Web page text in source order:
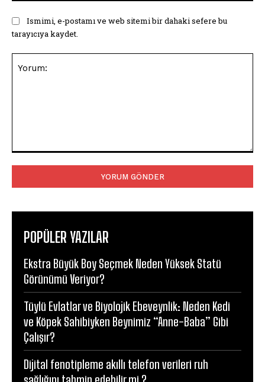
Ismimi, e-postamı ve web sitemi bir dahaki sefere bu
tarayıcıya kaydet.
POPÜLER YAZILAR
Ekstra Büyük Boy Seçmek Neden Yüksek Statü
Görünümü Veriyor?
Tüylü Evlatlar ve Biyolojik Ebeveynlik: Neden Kedi
ve Köpek Sahibiyken Beynimiz “Anne-Baba” Gibi
Çalışır?
Dijital fenotipleme akıllı telefon verileri ruh